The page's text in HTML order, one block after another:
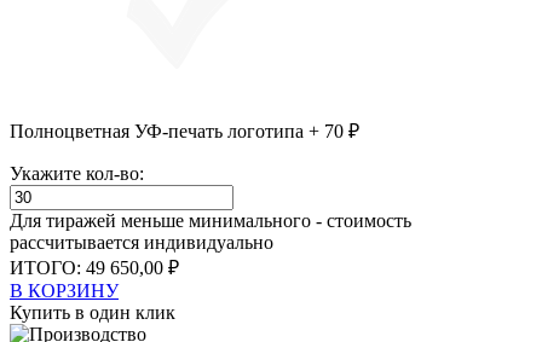
Полноцветная УФ-печать логотипа + 70 ₽
Укажите кол-во:
Для тиражей меньше минимального - стоимость
рассчитывается индивидуально
ИТОГО: 49 650,00 ₽
В КОРЗИНУ
Купить в один клик